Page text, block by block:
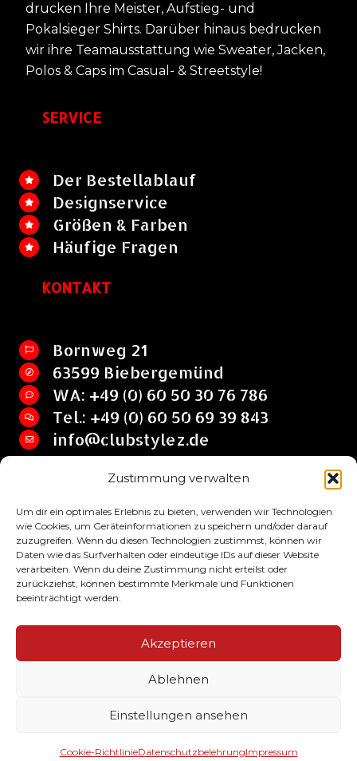
Zustimmung verwalten
Um dir ein optimales Erlebnis zu bieten, verwenden wir Technologien
wie Cookies, um Geräteinformationen zu speichern und/oder darauf
zuzugreifen. Wenn du diesen Technologien zustimmst, können wir
Daten wie das Surfverhalten oder eindeutige IDs auf dieser Website
verarbeiten. Wenn du deine Zustimmung nicht erteilst oder
zurückziehst, können bestimmte Merkmale und Funktionen
beeinträchtigt werden.
Akzeptieren
Ablehnen
Einstellungen ansehen
Cookie-RichtlinieDatenschutzbelehrungImpressum
drucken Ihre Meister, Aufstieg- und
Pokalsieger Shirts. Darüber hinaus bedrucken
wir ihre Teamausstattung wie Sweater, Jacken,
Polos & Caps im Casual- & Streetstyle!
SERVICE
Der Bestellablauf
Designservice
Größen & Farben
Häufige Fragen
KONTAKT
Bornweg 21
63599 Biebergemünd
WA: +49 (0) 60 50 30 76 786
Tel.: +49 (0) 60 50 69 39 843
info@clubstylez.de
Clubstylez © 2017 by SHIRT HQ Jan Lehrian
Impressum
AGB
Alle Preise inkl. der gesetzlichen MwSt.